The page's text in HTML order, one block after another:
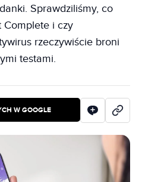
Sprawdziliśmy, co
Complete i czy
rzeczywiście broni
testami.
W GOOGLE